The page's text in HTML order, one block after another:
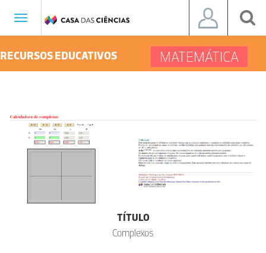
Toggle
RECURSOS EDUCATIVOS MATEMÁTICA
TÍTULO
Complexos